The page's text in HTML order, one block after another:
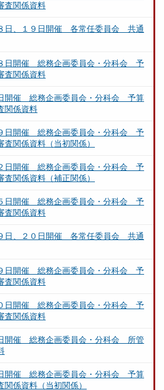
査関係資料
日、１９日開催 各常任委員会 共通
日開催 総務企画委員会・分科会 予
査関係資料
開催 総務企画委員会・分科会 予算
関係資料
日開催 総務企画委員会・分科会 予
関係資料（当初関係）
日開催 総務企画委員会・分科会 予
関係資料（補正関係）
日開催 総務企画委員会・分科会 予
査関係資料
日、２０日開催 各常任委員会 共通
日開催 総務企画委員会・分科会 予
査関係資料
日開催 総務企画委員会・分科会 予
査関係資料
開催 総務企画委員会・分科会 所管
開催 総務企画委員会・分科会 予算
関係資料（当初関係）